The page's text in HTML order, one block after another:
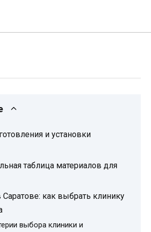
и установки
таблица материалов для
как выбрать клинику
выбора клиники и